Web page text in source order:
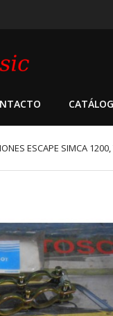
ESCAPE SIMCA